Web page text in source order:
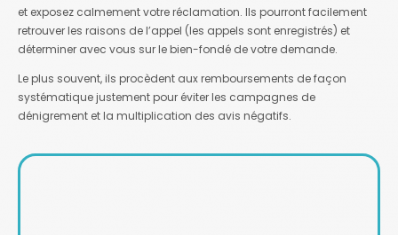
et exposez calmement votre réclamation. Ils pourront facilement
retrouver les raisons de l’appel (les appels sont enregistrés) et
déterminer avec vous sur le bien-fondé de votre demande.
Le plus souvent, ils procèdent aux remboursements de façon
systématique justement pour éviter les campagnes de
dénigrement et la multiplication des avis négatifs.